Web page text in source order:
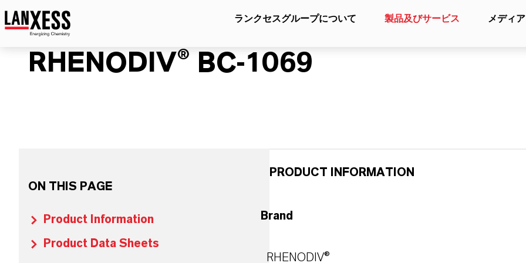
ランクセスグループについて 製品及びサービス メディア
RHENODIV® BC-1069
ON THIS PAGE
Product Information
Product Data Sheets
PRODUCT INFORMATION
Brand
RHENODIV®